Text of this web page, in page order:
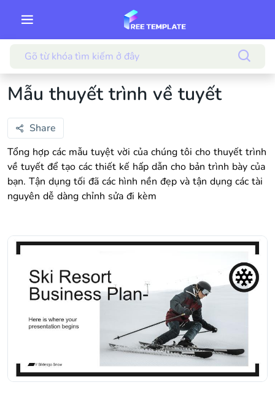
Mẫu thuyết trình về tuyết
Share
Tổng hợp các mẫu tuyệt vời của chúng tôi cho thuyết trình
về tuyết để tạo các thiết kế hấp dẫn cho bản trình bày của
bạn. Tận dụng tối đã các hình nền đẹp và tận dụng các tài
nguyên dễ dàng chỉnh sửa đi kèm